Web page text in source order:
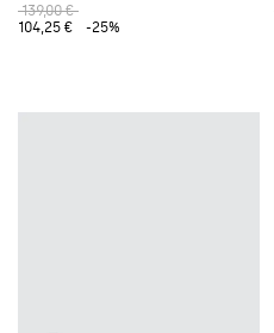
139,00 €
104,25 €
-25%